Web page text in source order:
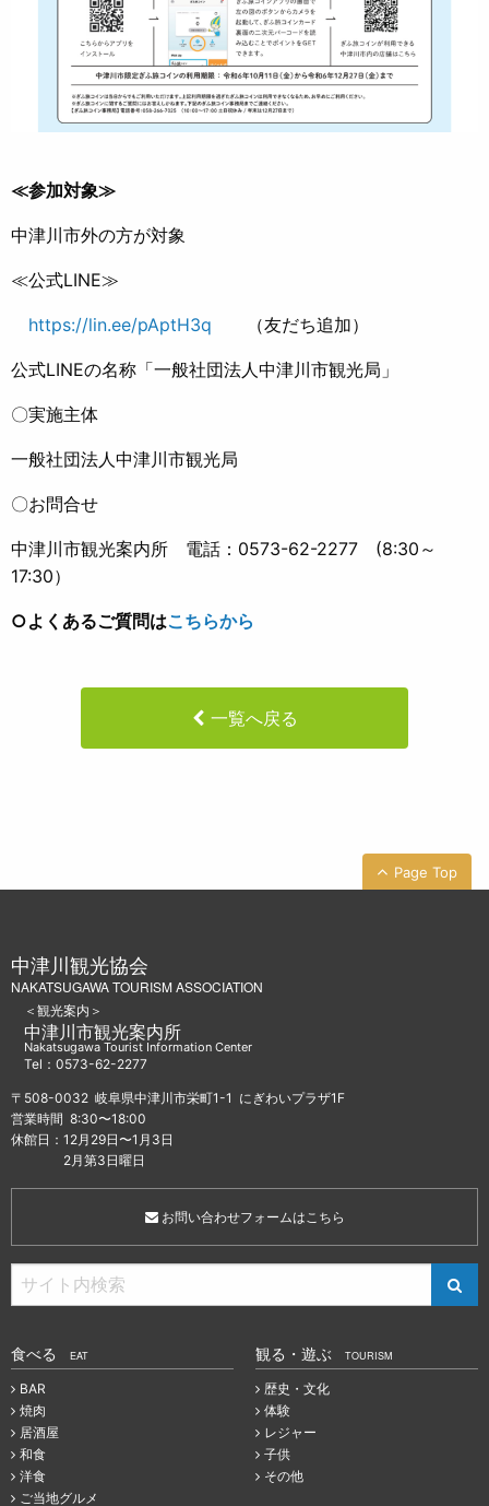
≪参加対象≫
中津川市外の方が対象
≪公式LINE≫
https://lin.ee/pAptH3q （友だち追加）
公式LINEの名称「一般社団法人中津川市観光局」
〇実施主体
一般社団法人中津川市観光局
〇お問合せ
中津川市観光案内所 電話：0573-62-2277 (8:30～
17:30）
○よくあるご質問はこちらから
一覧へ戻る
Page Top
中津川観光協会
NAKATSUGAWA TOURISM ASSOCIATION
＜観光案内＞
中津川市観光案内所
Nakatsugawa Tourist Information Center
Tel：0573-62-2277
〒508-0032 岐阜県中津川市栄町1-1 にぎわいプラザ1F
営業時間 8:30〜18:00
休館日：12月29日〜1月3日
2月第3日曜日
お問い合わせフォームはこちら
食べる EAT
BAR
焼肉
居酒屋
和食
洋食
ご当地グルメ
観る・遊ぶ TOURISM
歴史・文化
体験
レジャー
子供
その他